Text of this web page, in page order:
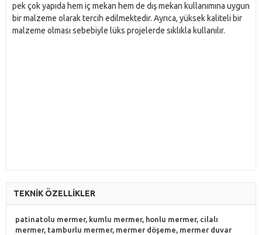
pek çok yapıda hem iç mekan hem de dış mekan kullanımına uygun
bir malzeme olarak tercih edilmektedir. Ayrıca, yüksek kaliteli bir
malzeme olması sebebiyle lüks projelerde sıklıkla kullanılır.
TEKNİK ÖZELLİKLER
patinatolu mermer, kumlu mermer, honlu mermer, cilalı
mermer, tamburlu mermer, mermer döşeme, mermer duvar